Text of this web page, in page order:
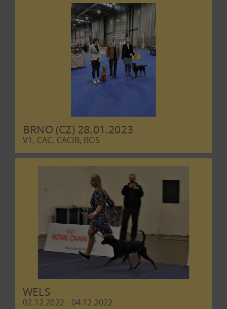
BRNO (CZ) 28.01.2023
V1, CAC, CACIB, BOS
WELS
02.12.2022 - 04.12.2022